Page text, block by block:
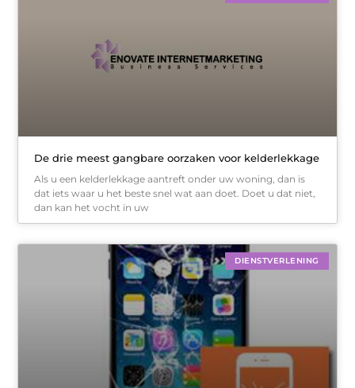
De drie meest gangbare oorzaken voor kelderlekkage
Als u een kelderlekkage aantreft onder uw woning, dan is
dat iets waar u het beste snel wat aan doet. Doet u dat niet,
dan kan het vocht in uw
DIENSTVERLENING